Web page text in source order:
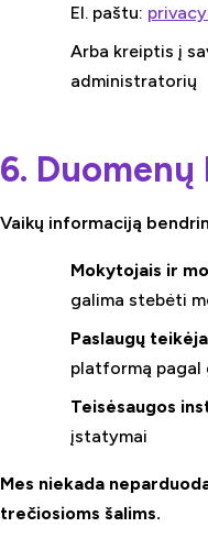
El. paštu:
Arba kreiptis į
administratorių
6.
Vaikų informaciją
Mokytojais ir
galima stebėti
Paslaugų
platformą
Teisėsaugos
įstatymai
Mes niekada
trečiosioms šalims.